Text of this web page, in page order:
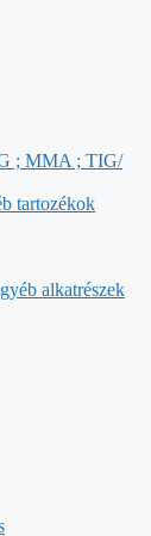
; MMA ; TIG/
tartozékok
alkatrészek